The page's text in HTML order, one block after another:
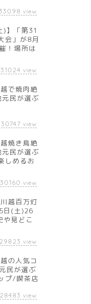
view
)】「第31
会」が8月
！場所は
31024 view
で焼肉絶
民が選ぶ
30747 view
焼き鳥絶
民が選ぶ
しめるお
30160 view
越百万灯
日(土)26
や見どこ
29823 view
の人気コ
民が選ぶ
プ/喫茶店
28483 view